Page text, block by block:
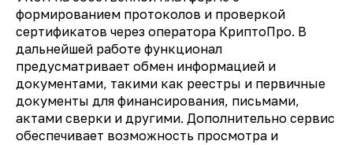
формированием протоколов и проверкой
сертификатов через оператора КриптоПро. В
дальнейшей работе функционал
предусматривает обмен информацией и
документами, такими как реестры и первичные
документы для финансирования, письмами,
актами сверки и другими. Дополнительно сервис
обеспечивает возможность просмотра и